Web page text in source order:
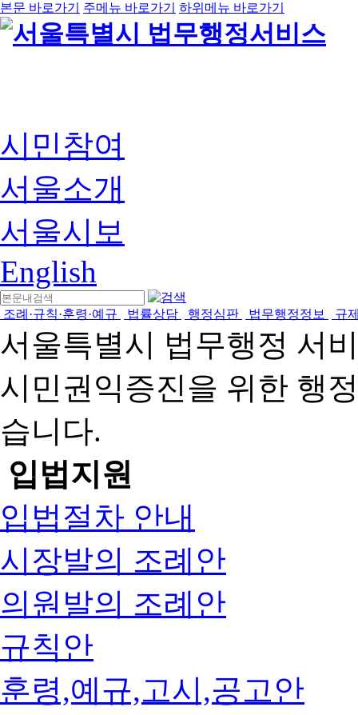
본문 바로가기 주메뉴 바로가기 하위메뉴 바로가기
시민참여
서울소개
서울시보
English
조례·규칙·훈령·예규 법률상담 행정심판 법무행정정보 규
서울특별시 법무행정 서
시민권익증진을 위한 행
습니다.
입법지원
입법절차 안내
시장발의 조례안
의원발의 조례안
규칙안
훈령,예규,고시,공고안